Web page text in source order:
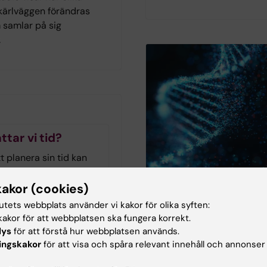
förändras
samlar på sig
vi tid?
planera sin tid kan
men även hos
demenssjukdom eller
och
Christine Persson
sig för tidshantering
The Conversation
Genetisk
(cookies)
webbplats använder vi kakor för olika syften:
för att webbplatsen ska fungera korrekt.
för att förstå hur webbplatsen används.
för att visa och spåra relevant innehåll och